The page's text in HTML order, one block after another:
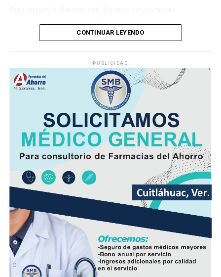
generalmente matutinas y nocturnas en zonas de costas
y, por las tardes-noches sobre regiones de montaña y
Las lluvias que se logren acumular en los siguientes siete
días podrían catalogarse dentro o ligeramente por
debajo de lo que normalmente llueve en gran parte de la
entidad y ligeramente por arriba de lo normal en áreas
de la zona sur.
En las siguientes 24 a 48 horas, se espera desarrollo de
nubosidad con lluvias y tormentas matutinas en el
litoral, condiciones que se extenderán por la tarde y
noche a regiones de montaña.
Las lluvias se estiman acumulados de 5 a 20 milímetros
por metro cuadrado (mm) y máximos de hasta 30 mm en
cuencas del sur y en zonas de montañas y; temperaturas
diurnas serán altas y el ambiente cálido, pero fresco por
la noche.
El viento será del Sureste, Este y Noreste de 20 a 35
CONTINUAR LEYENDO
PUBLICIDAD